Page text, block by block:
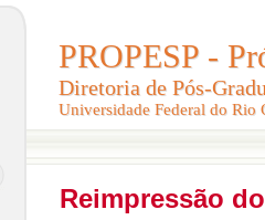
PROPESP -
Diretoria de Pós-
Universidade Federal do Rio
PROPESP -
Diretoria de Pós-
Universidade Federal do Rio
Reimpressão